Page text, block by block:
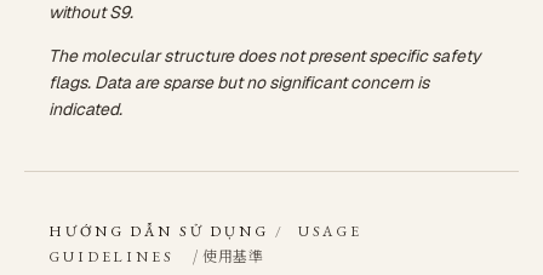
without S9.
The molecular structure does not present specific safety
flags. Data are sparse but no significant concern is
indicated.
HƯỚNG DẪN SỬ DỤNG /
USAGE
GUIDELINES
/ 使用基準